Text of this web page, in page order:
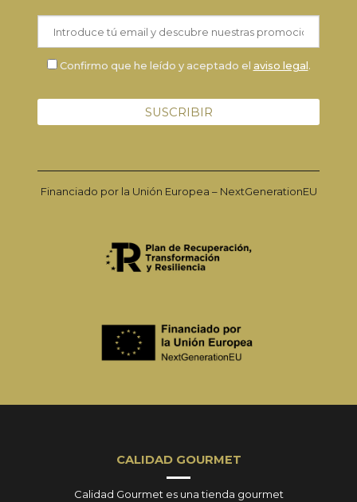
Confirmo que he leído y aceptado el aviso legal.
Financiado por la Unión Europea – NextGenerationEU
CALIDAD GOURMET
Calidad Gourmet es una tienda gourmet